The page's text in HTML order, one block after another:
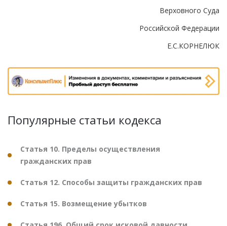
Верховного Суда
Российской Федерации
Е.С.КОРНЕЛЮК
Популярные статьи кодекса
Статья 10. Пределы осуществления
гражданских прав
Статья 12. Способы защиты гражданских прав
Статья 15. Возмещение убытков